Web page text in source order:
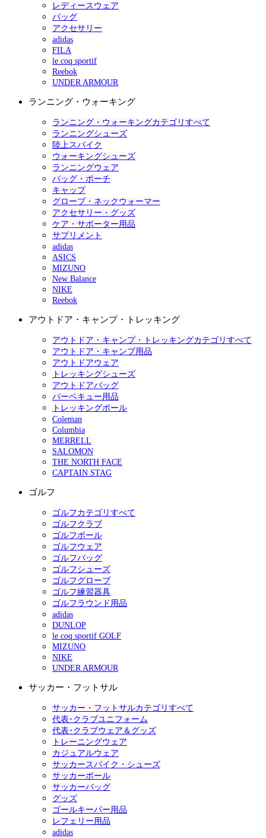
レディースウェア
バッグ
アクセサリー
adidas
FILA
le coq sportif
Reebok
UNDER ARMOUR
ランニング・ウォーキング
ランニング・ウォーキングカテゴリすべて
ランニングシューズ
陸上スパイク
ウォーキングシューズ
ランニングウェア
バッグ・ポーチ
キャップ
グローブ・ネックウォーマー
アクセサリー・グッズ
ケア・サポーター用品
サプリメント
adidas
ASICS
MIZUNO
New Balance
NIKE
Reebok
アウトドア・キャンプ・トレッキング
アウトドア・キャンプ・トレッキングカテゴリすべて
アウトドア・キャンプ用品
アウトドアウェア
トレッキングシューズ
アウトドアバッグ
バーベキュー用品
トレッキングポール
Coleman
Columbia
MERRELL
SALOMON
THE NORTH FACE
CAPTAIN STAG
ゴルフ
ゴルフカテゴリすべて
ゴルフクラブ
ゴルフボール
ゴルフウェア
ゴルフバッグ
ゴルフシューズ
ゴルフグローブ
ゴルフ練習器具
ゴルフラウンド用品
adidas
DUNLOP
le coq sportif GOLF
MIZUNO
NIKE
UNDER ARMOUR
サッカー・フットサル
サッカー・フットサルカテゴリすべて
代表･クラブユニフォーム
代表･クラブウェア＆グッズ
トレーニングウェア
カジュアルウェア
サッカースパイク・シューズ
サッカーボール
サッカーバッグ
グッズ
ゴールキーパー用品
レフェリー用品
adidas